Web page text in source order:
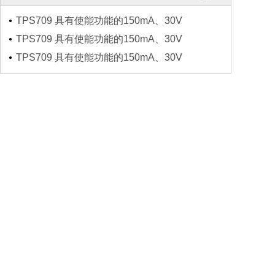
TPS709 具有使能功能的150mA、30V
TPS709 具有使能功能的150mA、30V
TPS709 具有使能功能的150mA、30V